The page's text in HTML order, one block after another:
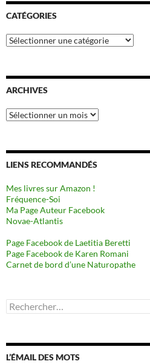
CATÉGORIES
Catégories
ARCHIVES
Archives
LIENS RECOMMANDÉS
Mes livres sur Amazon !
Fréquence-Soi
Ma Page Auteur Facebook
Novae-Atlantis
Page Facebook de Laetitia Beretti
Page Facebook de Karen Romani
Carnet de bord d’une Naturopathe
Rechercher :
L’ÉMAIL DES MOTS